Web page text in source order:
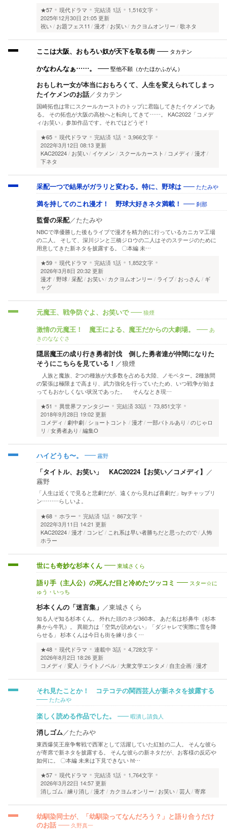
★57 現代ドラマ 完結済 1話
1,516文字
2025年12月30日 21:05 更新
祝い
お題フェス11 漫才 お笑い カクヨムオンリー 歌ネタ
ここは大阪、おもろい奴が天下を取る街 タカテン
かなわんなぁ……。 堅他不願（かたほかふがん）
おもしれー女が本当におもろくて、人生を変えられてしまっ
たイケメンのお話／ タカテン
国崎拓也は常にスクールカーストのトップに君臨してきたイケメンであ
る。 その拓也が大阪の高校へと転向してきて……。 KAC2022「コメデ
ィ/お笑い」参加作品です。それではどうぞ！
★65
現代ドラマ 完結済 1話
3,966文字
2022年3月12日 08:13 更新
KAC20224
お笑い イケメン スクールカースト コメディ
漫才
下ネタ
采配一つで結果がガラリと変わる。特に、野球は たたみや
満を持してのこれ漫才！ 野球大好きネタ満載！ 刹那
監督の采配／たたみや
NBCで準優勝した後もライブで漫才を精力的に行っているカニカマ工場
の二人。 そして、深川ジンと三橋ジロウの二人はそのステージのために
用意してきた新ネタを披露する。 〇本編 未…
★59
現代ドラマ 完結済 1話
1,852文字
2026年3月8日 20:32 更新
漫才 野球 采配 お笑い カクヨムオンリー ライブ おっさん
ギ
ャグ
元魔王、戦争防ぐよ、お笑いで 狼煙
激情の元魔王！ 魔王による、魔王だからの大劇場。
あ
きのななぐさ
隠居魔王の成り行き勇者討伐 倒した勇者達が仲間になりた
そうにこちらを見ている！ ／狼煙
人族と魔族、2つの種族が大多数を占める大陸、ノモベター。2種族間
の緊張は極限まで高まり、武力強化を行っていたため、いつ戦争が始ま
ってもおかしくない状況であった。 そんなとき現…
★51
異世界ファンタジー 完結済33話
73,851文字
2018年9月28日 19:02 更新
コメディ
劇中劇 ショートコント 漫才 一部バトルあり
のじゃロ
リ
女勇者あり 編集O
ハイどうも〜。 霧野
「タイトル、お笑い」 KAC20224【お笑い／コメディ】 ／
霧野
「人生は近くで見ると悲劇だが、遠くから見れば喜劇だ」byチャップリ
ン………らしいよ。
★68
ホラー 完結済 1話
867文字
2022年3月11日 14:21 更新
KAC20224 漫才 コンビ これ系は早い者勝ちだと思ったので
人怖
ホラー
世にも奇妙な杉本くん 東城さくら
語り手（主人公）の死んだ目と冷めたツッコミ
スター☆に
ゅう・いっち
杉本くんの「迷言集」 ／東城さくら
知る人ぞ知る杉本くん。 外れた頭のネジ360本。 あだ名は杉鼻牛（杉本
鼻から牛乳）。 異能力は「空気が読めない」「ダジャレで実際に雪を降
らせる」 杉本くんは今日も街を練り歩く…
★48
現代ドラマ 連載中 3話
4,728文字
2026年8月2日 18:26 更新
コメディ
変人 ライトノベル 大衆文学エンタメ 自主企画 漫才
それ見たことか！ コテコテの関西芸人が新ネタを披露する
たたみや
楽しく読める作品でした。 暇潰し請負人
消しゴム／たたみや
東西爆笑王座争奪戦で西軍として活躍していた紅鮭の二人。 そんな彼ら
が寄席で新ネタを披露する。 そんな彼らの新ネタだが、お客様の反応や
如何に。 〇本編 未来は下見できない ht…
★57
現代ドラマ 完結済 1話
1,764文字
2026年3月22日 14:57 更新
消しゴム
練り消し 漫才 カクヨムオンリー お笑い 芸人 寄席
幼馴染同士が、「幼馴染ってなんだろう？」と語り合うだけ
のお話
久野真一